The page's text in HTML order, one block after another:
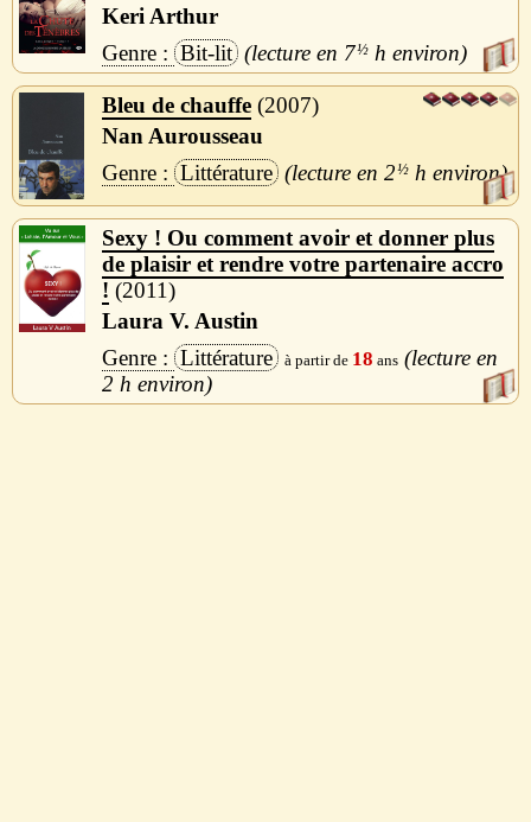
Keri Arthur
Bit-lit
7½ h
Bleu de chauffe 2007
Nan Aurousseau
Littérature
2½ h
Sexy ! Ou comment avoir et donner plus
de plaisir et rendre votre partenaire accro
!
2011
Laura V. Austin
Littérature
18
2 h